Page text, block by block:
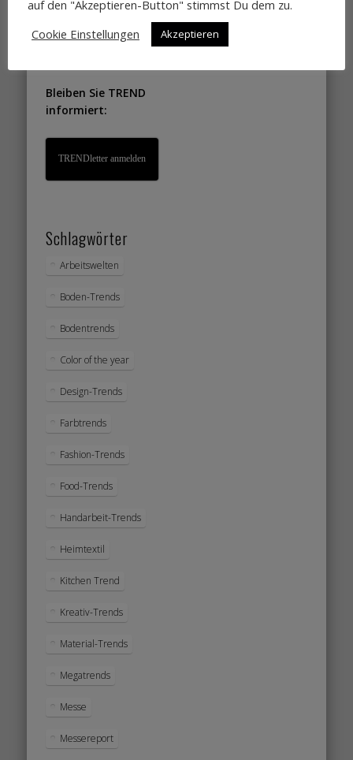
Dann einfach
Kontakt aufnehmen
Bleiben Sie TREND
informiert:
TRENDletter anmelden
Schlagwörter
Arbeitswelten
Boden-Trends
Bodentrends
Color of the year
Design-Trends
Farbtrends
Fashion-Trends
Food-Trends
Handarbeit-Trends
Heimtextil
Kitchen Trend
Kreativ-Trends
Material-Trends
Megatrends
Messe
Messereport
auf den "Akzeptieren-Button" stimmst Du dem zu.
Cookie Einstellungen
Akzeptieren